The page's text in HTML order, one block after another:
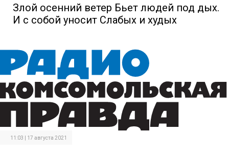
Злой осенний ветер Бьет людей под дых.
И с собой уносит Слабых и худых
11:03 | 17 августа 2021